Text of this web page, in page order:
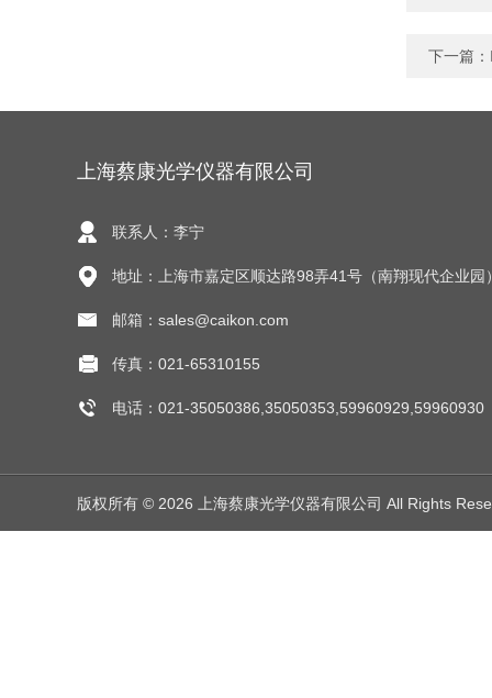
下一篇：
上海蔡康光学仪器有限公司
联系人：李宁
地址：上海市嘉定区顺达路98弄41号（南翔现代企业园
邮箱：sales@caikon.com
传真：021-65310155
电话：021-35050386,35050353,59960929,59960930
版权所有 © 2026 上海蔡康光学仪器有限公司 All Rights